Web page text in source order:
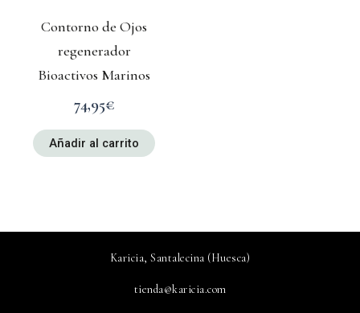
Contorno de Ojos
regenerador
Bioactivos Marinos
74,95€
Añadir al carrito
Karicia, Santalecina (Huesca)
tienda@karicia.com